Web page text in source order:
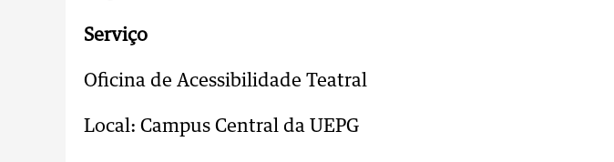
Serviço
Oficina de Acessibilidade Teatral
Local: Campus Central da UEPG